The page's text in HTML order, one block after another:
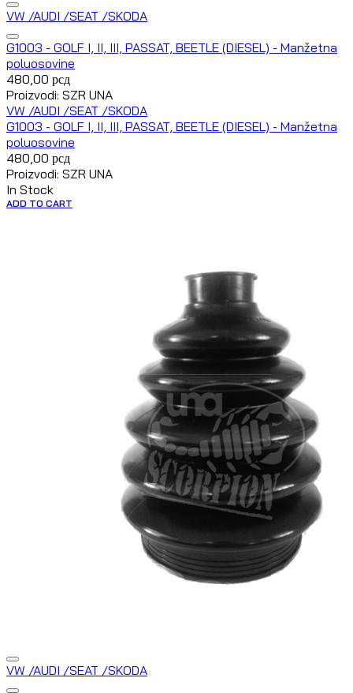
VW /AUDI /SEAT /SKODA
G1003 - GOLF I, II, III, PASSAT, BEETLE (DIESEL) - Manžetna
poluosovine
480,00 рсд
Proizvodi: SZR UNA
VW /AUDI /SEAT /SKODA
G1003 - GOLF I, II, III, PASSAT, BEETLE (DIESEL) - Manžetna
poluosovine
480,00 рсд
Proizvodi: SZR UNA
In Stock
ADD TO CART
VW /AUDI /SEAT /SKODA